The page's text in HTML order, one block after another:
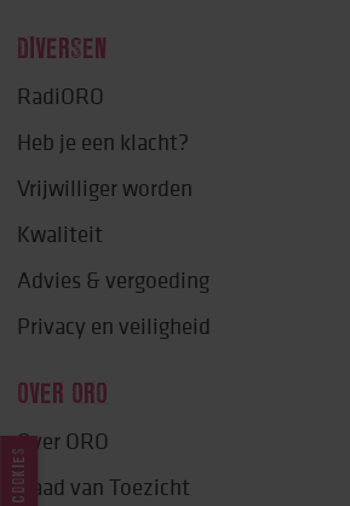
DIVERSEN
RadiORO
Heb je een klacht?
Vrijwilliger worden
Kwaliteit
Advies & vergoeding
Privacy en veiligheid
OVER ORO
Over ORO
Raad van Toezicht
COOKIES